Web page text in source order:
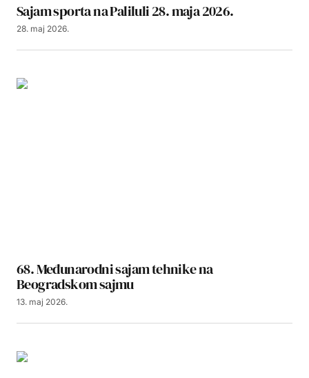
Sajam sporta na Paliluli 28. maja 2026.
28. maj 2026.
68. Međunarodni sajam tehnike na
Beogradskom sajmu
13. maj 2026.